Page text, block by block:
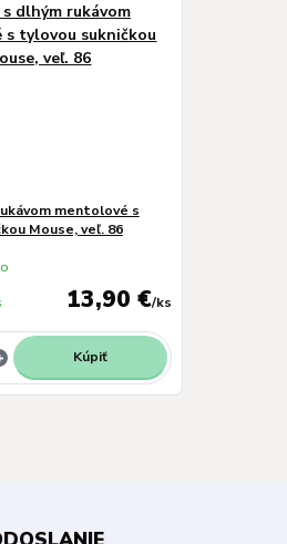
mentolové s
Mouse, veľ. 86
13,90 €/ks
Kúpiť